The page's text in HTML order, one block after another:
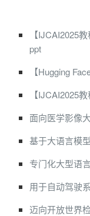
【IJCAI2025
ppt
【Hugging
【IJCAI2025
面向医学影像
基于大语言模
专门化大型语
用于自动驾驶
迈向开放世界